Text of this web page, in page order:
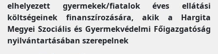
elhelyezett gyermekek/fiatalok éves ellátási
költségeinek finanszírozására, akik a Hargita
Megyei Szociális és Gyermekvédelmi Főigazgatóság
nyilvántartásában szerepelnek